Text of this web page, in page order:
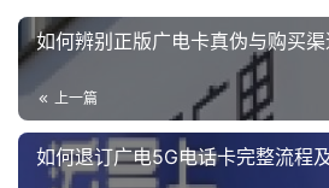
如何辨别正版广电卡真伪与购买
上一篇
如何退订广电5G电话卡完整流程